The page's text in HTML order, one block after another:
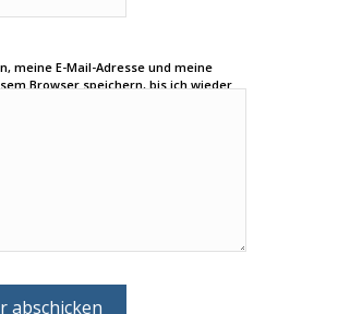
meine E-Mail-Adresse und meine
Browser speichern, bis ich wieder